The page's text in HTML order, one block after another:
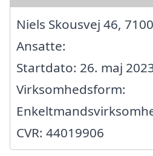
Niels Skousvej 46,
Ansatte:
Startdato: 26. maj
Virksomhedsform:
CVR: 44019906